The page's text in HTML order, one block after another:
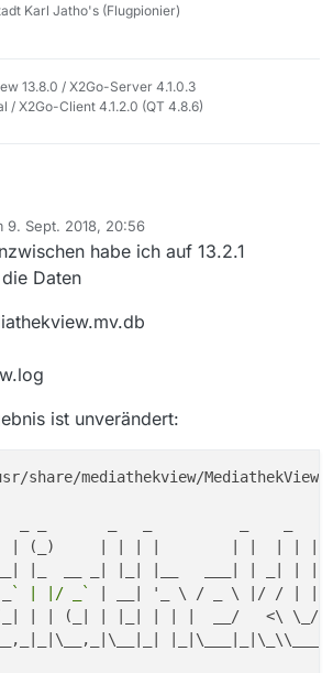
-15 08:23:42.624 [main]
-15 08:23:42.624 [main]
- 15 08:23:42.624 [main]
Karl Jatho's (Flugpionier)
13.8.0 / X2Go-Server 4.1.0.3
/ X2Go-Client 4.1.2.0 (QT 4.8.6)
9. Sept. 2018, 20:56
von
habe ich auf 13.2.1
Daten
ist unverändert:
share/mediathekview/
| (_)     | | | |        | |  | | |
|_  __ _| |_| |__   ___| | _| | |
` | |/ _`
| __| '_ \ / _ \ |/ / | |
| | (_| | |_| | | |  __/   <\ \_/ /